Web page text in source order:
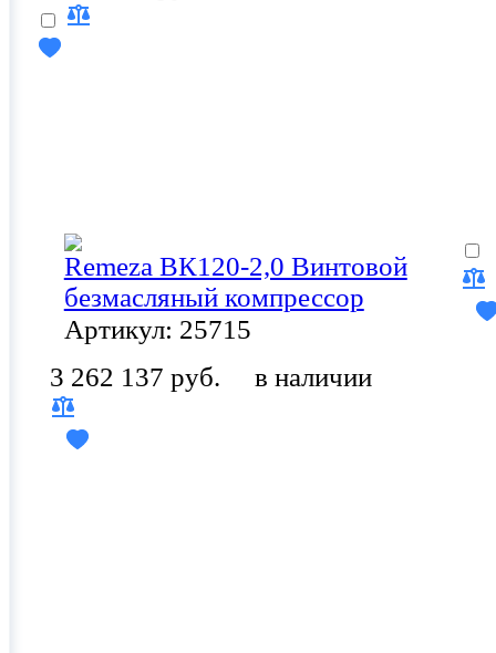
Remeza ВК120-2,0 Винтовой
безмасляный компрессор
Артикул: 25715
3 262 137 руб.
в наличии